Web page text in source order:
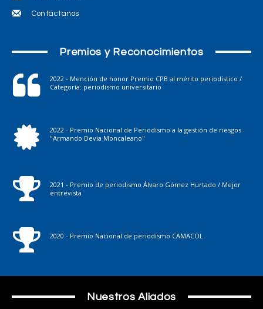
Contáctanos
Premios y Reconocimientos
2022 - Mención de honor Premio CPB al mérito periodístico /
Categoría: periodismo universitario
2022 - Premio Nacional de Periodismo a la gestión de riesgos
"Armando Devia Moncaleano"
2021 - Premio de periodismo Álvaro Gómez Hurtado / Mejor
entrevista
2020 - Premio Nacional de periodismo CAMACOL
Nuestros Aliados